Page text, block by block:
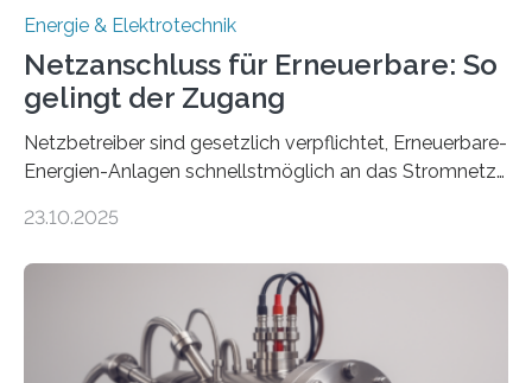
Energie & Elektrotechnik
Netzanschluss für Erneuerbare: So
gelingt der Zugang
Netzbetreiber sind gesetzlich verpflichtet, Erneuerbare-
Energien-Anlagen schnellstmöglich an das Stromnetz
ermöglichen. Doch der dafür nötige Netzausbau hinkt
einem „Anschlussstau“. Die Stiftung
Umweltenergierecht hat den Rechtsrahmen in einem
neuen Bericht für die Praxis eingeordnet – inklusive der
Rolle von flexiblen Netzanschlussvereinbarungen. Der
23.10.2025